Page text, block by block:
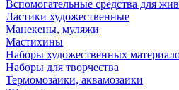
Вспомогательные средства для
Ластики художественные
Манекены, муляжи
Мастихины
Наборы художественных
Наборы для творчества
Термомозаики, аквамозаики